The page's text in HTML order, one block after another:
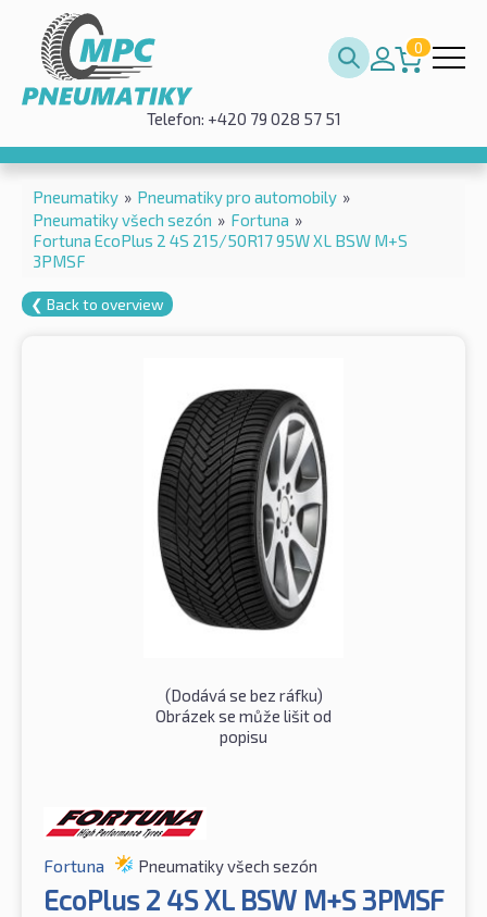
0
Telefon: +420 79 028 57 51
Pneumatiky » Pneumatiky pro automobily »
Pneumatiky všech sezón » Fortuna »
Fortuna EcoPlus 2 4S 215/50R17 95W XL BSW M+S
3PMSF
❮ Back to overview
(Dodává se bez ráfku)
Obrázek se může lišit od
popisu
Fortuna Pneumatiky všech sezón
EcoPlus 2 4S XL BSW M+S 3PMSF